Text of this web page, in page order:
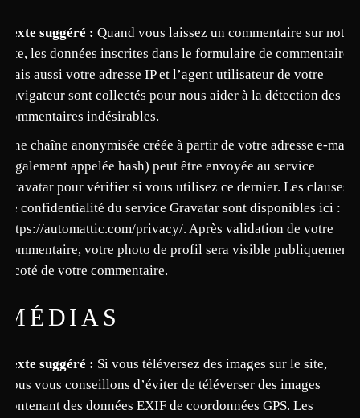
Texte suggéré : Quand vous laissez un commentaire sur notre
site, les données inscrites dans le formulaire de commentaire,
mais aussi votre adresse IP et l’agent utilisateur de votre
navigateur sont collectés pour nous aider à la détection des
commentaires indésirables.
Une chaîne anonymisée créée à partir de votre adresse e-mail
(également appelée hash) peut être envoyée au service
Gravatar pour vérifier si vous utilisez ce dernier. Les clauses
de confidentialité du service Gravatar sont disponibles ici :
https://automattic.com/privacy/. Après validation de votre
commentaire, votre photo de profil sera visible publiquement
à coté de votre commentaire.
MÉDIAS
Texte suggéré : Si vous téléversez des images sur le site,
nous vous conseillons d’éviter de téléverser des images
contenant des données EXIF de coordonnées GPS. Les